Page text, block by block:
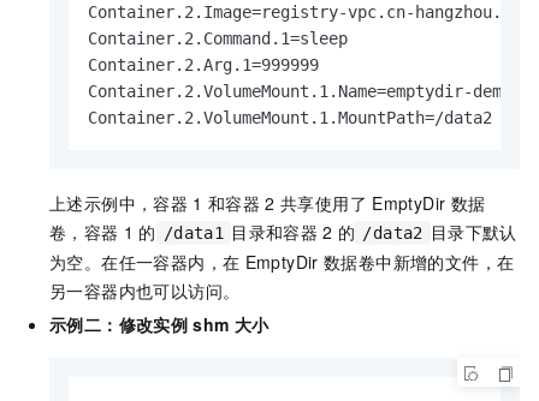
Container.2.Image=registry-vpc.cn-
Container.2.Command.1=sleep
Container.2.Arg.1=999999
Container.2.VolumeMount.1.Name=emptydir-demo
Container.2.VolumeMount.1.MountPath=/data2
上述示例中，容器 1 和容器 2 共享使用了 EmptyDir 数据
卷，容器 1 的 /data1 目录和容器 2 的 /data2
目录下默认
为空。在任一容器内，在 EmptyDir 数据卷中新增的文件，在
另一容器内也可以访问。
示例二：修改实例 shm 大小